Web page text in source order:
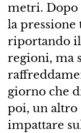
metri. Dopo
la pressione
riportando il
regioni, ma
giorno che
poi, un altro
impattare